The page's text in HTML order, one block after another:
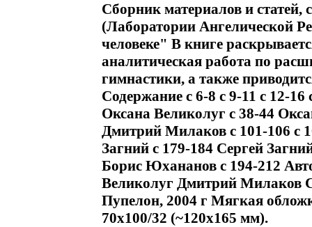
Сборник материалов и
(Лаборатории Ангелической
человеке" В книге
аналитическая работа по
гимнастики, а также
Содержание c 6-8 c 9-11 c 12-
Оксана Великолуг c 38-44
Дмитрий Милаков c 101-106 c
Загний c 179-184 Сергей
Борис Юхананов c 194-212
Великолуг Дмитрий Милаков
Пупелон, 2004 г Мягкая
70x100/32 (~120х165 мм).